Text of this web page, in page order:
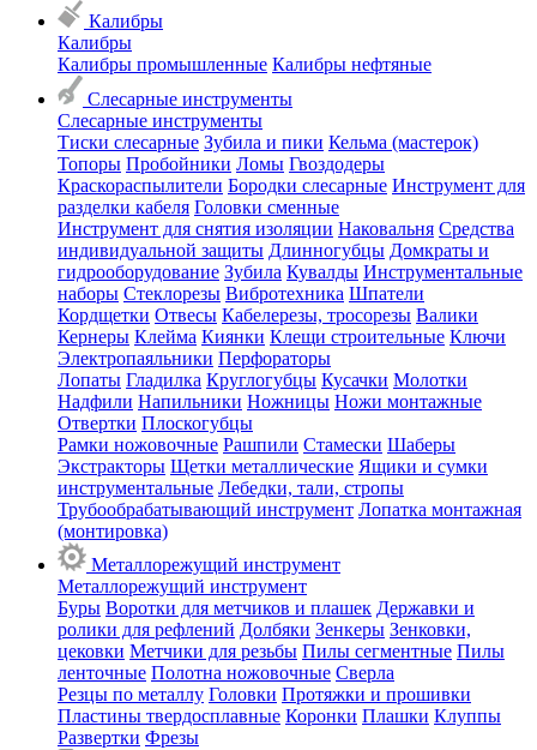
Калибры
Калибры
Калибры промышленные Калибры нефтяные
Слесарные инструменты
Слесарные инструменты
Тиски слесарные Зубила и пики Кельма (мастерок)
Топоры Пробойники Ломы Гвоздодеры
Краскораспылители Бородки слесарные Инструмент для
разделки кабеля Головки сменные
Инструмент для снятия изоляции Наковальня Средства
индивидуальной защиты Длинногубцы Домкраты и
гидрооборудование Зубила Кувалды Инструментальные
наборы Стеклорезы Вибротехника Шпатели
Кордщетки Отвесы Кабелерезы, тросорезы Валики
Кернеры Клейма Киянки Клещи строительные Ключи
Электропаяльники Перфораторы
Лопаты Гладилка Круглогубцы Кусачки Молотки
Надфили Напильники Ножницы Ножи монтажные
Отвертки Плоскогубцы
Рамки ножовочные Рашпили Стамески Шаберы
Экстракторы Щетки металлические Ящики и сумки
инструментальные Лебедки, тали, стропы
Трубообрабатывающий инструмент Лопатка монтажная
(монтировка)
Металлорежущий инструмент
Металлорежущий инструмент
Буры Воротки для метчиков и плашек Державки и
ролики для рефлений Долбяки Зенкеры Зенковки,
цековки Метчики для резьбы Пилы сегментные Пилы
ленточные Полотна ножовочные Сверла
Резцы по металлу Головки Протяжки и прошивки
Пластины твердосплавные Коронки Плашки Клуппы
Развертки Фрезы